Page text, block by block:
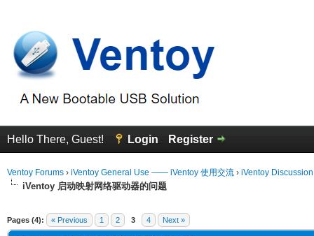
Hello There, Guest! Login Register
Ventoy Forums › iVentoy General Use —— iVentoy 使用交流 › iVentoy
iVentoy 启动映射网络驱动器的问题
Pages (4): « Previous 1 2 3 4 Next »